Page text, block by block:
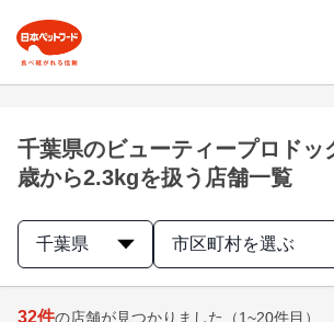
千葉県のビューティープロドッ
歳から2.3kgを扱う店舗一覧
千葉県 市区町村を選ぶ
32件の店舗が見つかりました （1~20件目）